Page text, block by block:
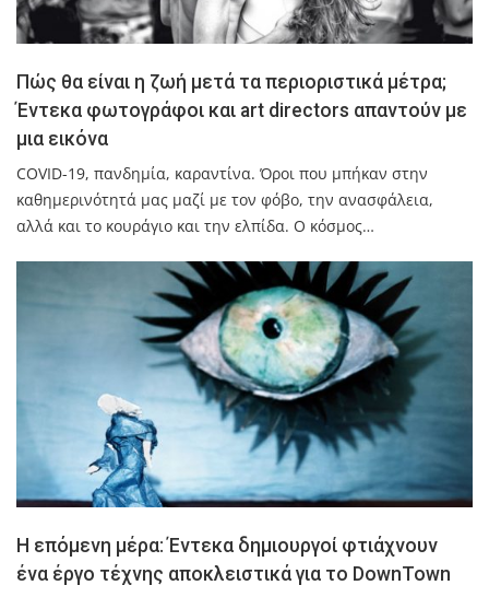
Πώς θα είναι η ζωή μετά τα περιοριστικά μέτρα;
Έντεκα φωτογράφοι και art directors απαντούν με
μια εικόνα
COVID-19, πανδηµία, καραντίνα. Όροι που µπήκαν στην
καθηµερινότητά µας µαζί µε τον φόβο, την ανασφάλεια,
αλλά και το κουράγιο και την ελπίδα. Ο κόσµος…
Η επόμενη μέρα: Έντεκα δημιουργοί φτιάχνουν
ένα έργο τέχνης αποκλειστικά για το DownTown